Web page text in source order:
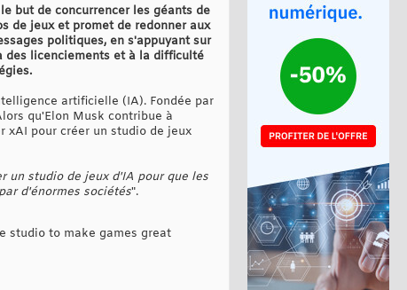
but de concurrencer les géants de
de jeux et promet de redonner aux
politiques, en s'appuyant sur
des licenciements et à la difficulté
artificielle (IA). Fondée par
qu'Elon Musk contribue à
pour créer un studio de jeux
un studio de jeux d'IA pour que les
d'énormes sociétés".
studio to make games great